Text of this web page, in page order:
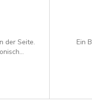
der Seite.
für
Ein